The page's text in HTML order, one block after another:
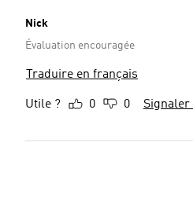
Nick
Évaluation encouragée
Traduire en français
Utile ? 0 0 Signaler